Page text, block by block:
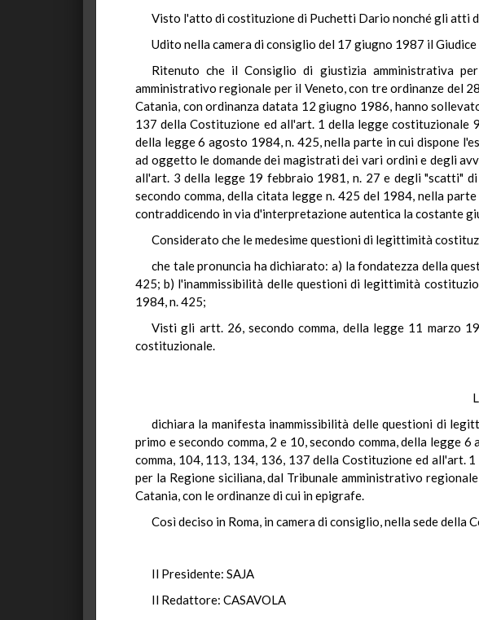
Visto l'atto di costituzione di Puchetti Dario nonché gli atti
Udito nella camera di consiglio del 17 giugno 1987 il
Ritenuto che il Consiglio di giustizia amministrativa
amministrativo regionale per il Veneto, con tre ordinanze del
Catania, con ordinanza datata 12 giugno 1986, hanno
137 della Costituzione ed all'art. 1 della legge costituzionale
della legge 6 agosto 1984, n. 425, nella parte in cui dispone
ad oggetto le domande dei magistrati dei vari ordini e degli
all'art. 3 della legge 19 febbraio 1981, n. 27 e degli "scatti"
secondo comma, della citata legge n. 425 del 1984, nella
contraddicendo in via d'interpretazione autentica la costante
Considerato che le medesime questioni di legittimità
che tale pronuncia ha dichiarato: a) la fondatezza della
425; b) l'inammissibilità delle questioni di legittimità
1984, n. 425;
Visti gli artt. 26, secondo comma, della legge 11 marzo
costituzionale.
dichiara la manifesta inammissibilità delle questioni di
primo e secondo comma, 2 e 10, secondo comma, della
comma, 104, 113, 134, 136, 137 della Costituzione ed all'art.
per la Regione siciliana, dal Tribunale amministrativo
Catania, con le ordinanze di cui in epigrafe.
Così deciso in Roma, in camera di consiglio, nella sede
Il Presidente: SAJA
Il Redattore: CASAVOLA